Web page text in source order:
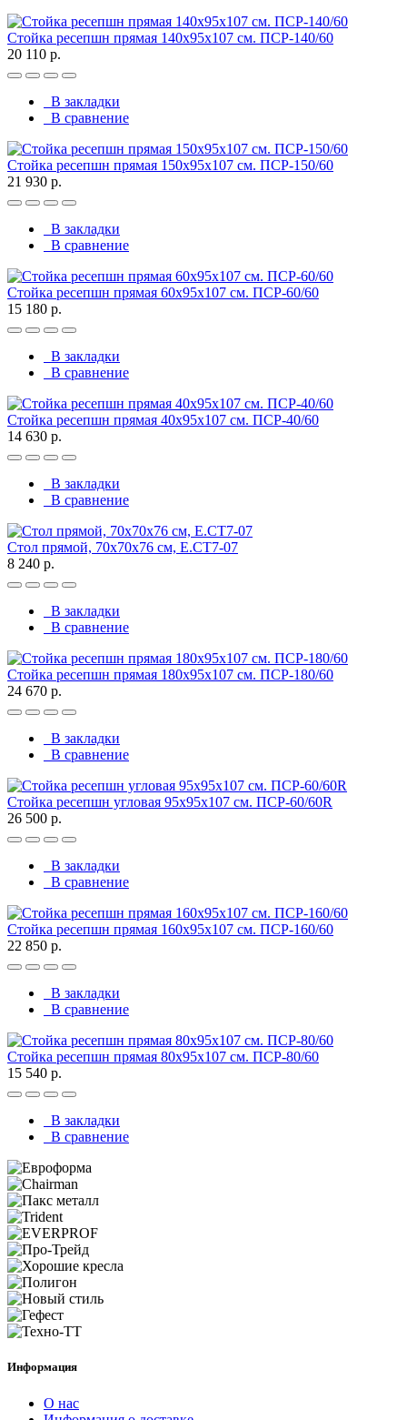
Стойка ресепшн прямая 140х95х107 см. ПСР-140/60
20 110 р.
В закладки
В сравнение
Стойка ресепшн прямая 150х95х107 см. ПСР-150/60
21 930 р.
В закладки
В сравнение
Стойка ресепшн прямая 60х95х107 см. ПСР-60/60
15 180 р.
В закладки
В сравнение
Стойка ресепшн прямая 40х95х107 см. ПСР-40/60
14 630 р.
В закладки
В сравнение
Стол прямой, 70x70x76 см, Е.СТ7-07
8 240 р.
В закладки
В сравнение
Стойка ресепшн прямая 180х95х107 см. ПСР-180/60
24 670 р.
В закладки
В сравнение
Стойка ресепшн угловая 95х95х107 см. ПСР-60/60R
26 500 р.
В закладки
В сравнение
Стойка ресепшн прямая 160х95х107 см. ПСР-160/60
22 850 р.
В закладки
В сравнение
Стойка ресепшн прямая 80х95х107 см. ПСР-80/60
15 540 р.
В закладки
В сравнение
Информация
О нас